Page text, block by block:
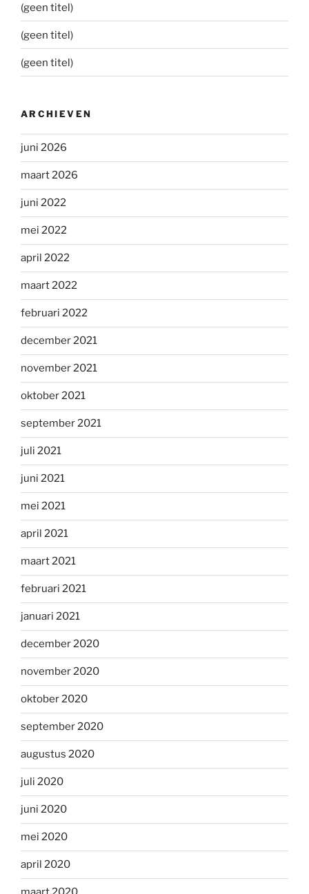
(geen titel)
(geen titel)
(geen titel)
ARCHIEVEN
juni 2026
maart 2026
juni 2022
mei 2022
april 2022
maart 2022
februari 2022
december 2021
november 2021
oktober 2021
september 2021
juli 2021
juni 2021
mei 2021
april 2021
maart 2021
februari 2021
januari 2021
december 2020
november 2020
oktober 2020
september 2020
augustus 2020
juli 2020
juni 2020
mei 2020
april 2020